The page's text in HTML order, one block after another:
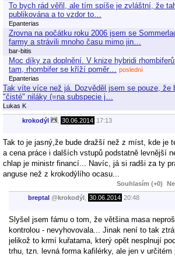
To bych rád věřil, ale tím spíše je zvláštní, že
publikována a to vzdor to…
Epanterias
Zrovna na počátku roku 2006 jsem se
farmy a strávili mnoho času mimo jin…
bar-bitis
Moc díky za doplnění. V knize hybridi
tam, rhombifer se kříží poměr…
poslední
Epanterias
Tak víte více než já. Dozvěděl jsem se pouze, že
"čisté" niláky (=na subspecie j…
Lukas K
krokodýl 30.06.2014 17:13
Tak to je jasný,že bude dražší než z míst, kde je
a cena práce i dalších vstupů podstatně levnější
chlap je ministr financí... Navíc, já si radši za ty
anguse než z krokodýlího ocasu...
Souhlasím (+0)
breptal @ krokodýl 30.06.2014 20:48
Slyšel jsem fámu o tom, že většina masa
kontrolou - nevyhovovala... Jinak není to tak
jelikož to krmí kuřatama, který opět nesplnují
trhu, tzn. levná forma kafilérky, ale jen v určitém